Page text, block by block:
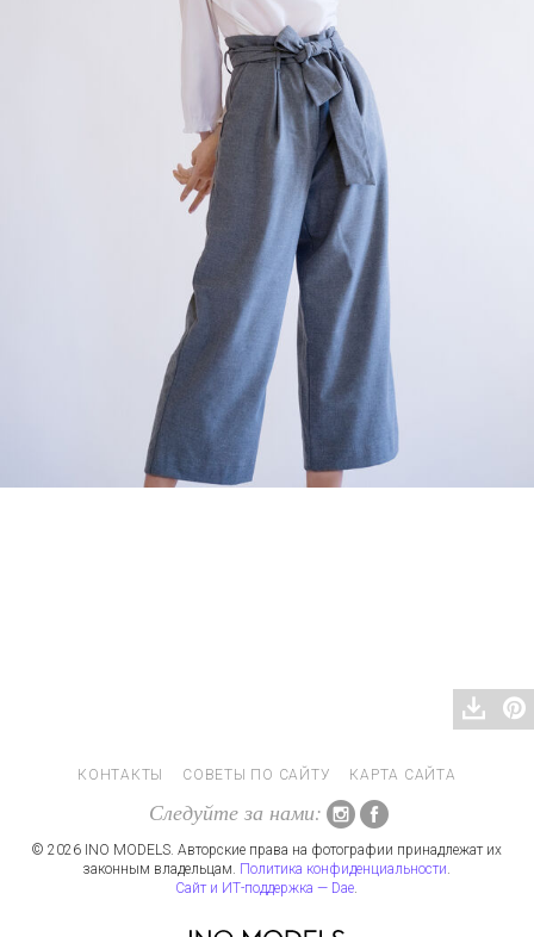
КОНТАКТЫ СОВЕТЫ ПО САЙТУ КАРТА САЙТА
Следуйте за нами:
© 2026 INO MODELS. Авторские права на фотографии принадлежат их
законным владельцам. Политика конфиденциальности.
Сайт и ИТ-поддержка — Dae.